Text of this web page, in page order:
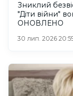
Зниклий
"Діти війни"
ОНОВЛЕНО
30 лип. 2026